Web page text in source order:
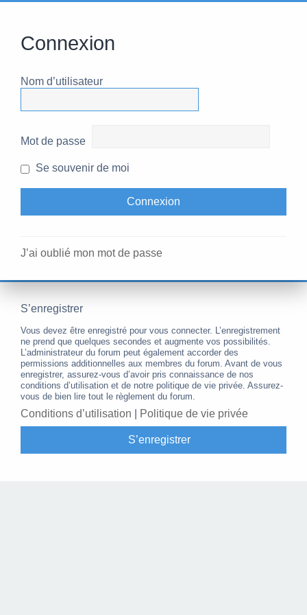
Connexion
Nom d’utilisateur
Mot de passe
Se souvenir de moi
J’ai oublié mon mot de passe
S’enregistrer
Vous devez être enregistré pour vous connecter. L’enregistrement
ne prend que quelques secondes et augmente vos possibilités.
L’administrateur du forum peut également accorder des
permissions additionnelles aux membres du forum. Avant de vous
enregistrer, assurez-vous d’avoir pris connaissance de nos
conditions d’utilisation et de notre politique de vie privée. Assurez-
vous de bien lire tout le règlement du forum.
Conditions d’utilisation Politique de vie privée
S’enregistrer